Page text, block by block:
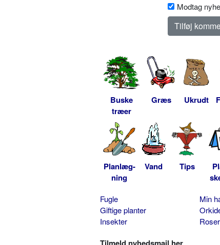
Modtag
Buske
træer
Græs Ukrudt
Planlæg-
ning
Vand Tips
Fugle
Giftige planter
Insekter
Min
Roser